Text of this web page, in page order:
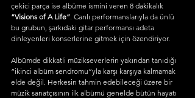
çekici parça ise albüme ismini veren 8 dakikalık
“Visions of A Life” . Canlı performanslarıyla da ünlü
bu grubun, şarkıdaki gitar performansı adeta
dinleyenleri konserlerine gitmek için özendiriyor.
Albümde dikkatli müzikseverlerin yakından tanıdığı
“ikinci albüm sendromu”yla karşı karşıya kalmamak
elde değil. Herkesin tahmin edebileceği üzere bir
müzik sanatçısının ilk albümü genelde bütün hayatı